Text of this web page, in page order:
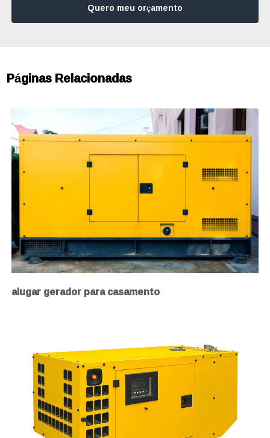
Quero meu orçamento
Páginas Relacionadas
alugar gerador para casamento